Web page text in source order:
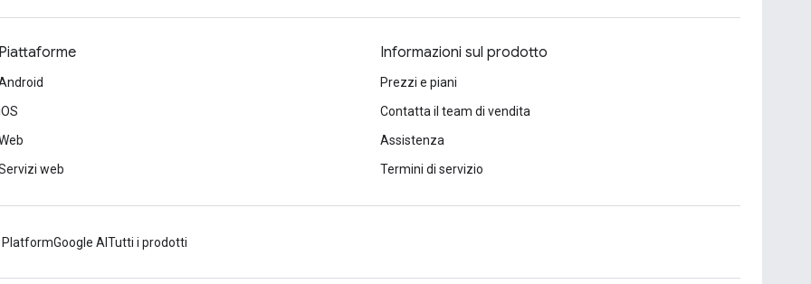
Piattaforme
web
Informazioni sul prodotto
Prezzi e piani
Contatta il team di vendita
Assistenza
Termini di servizio
PlatformGoogle AI Tutti i prodotti